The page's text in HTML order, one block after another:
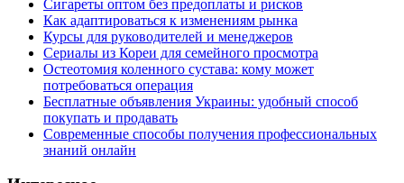
Сигареты оптом без предоплаты и рисков
Как адаптироваться к изменениям рынка
Курсы для руководителей и менеджеров
Сериалы из Кореи для семейного просмотра
Остеотомия коленного сустава: кому может
потребоваться операция
Бесплатные объявления Украины: удобный способ
покупать и продавать
Современные способы получения профессиональных
знаний онлайн